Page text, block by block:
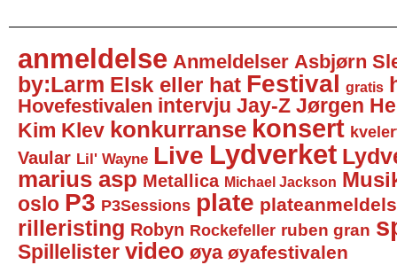
anmeldelse Anmeldelser Asbjørn
by:Larm Elsk eller hat Festival gratis
Hovefestivalen intervju Jay-Z Jørgen
Kim Klev konkurranse konsert
Vaular Lil' Wayne Live Lydverket
marius asp Metallica Michael Jackson
oslo P3 P3Sessions plate
rilleristing Robyn Rockefeller ruben gran
Spillelister video øya øyafestivalen